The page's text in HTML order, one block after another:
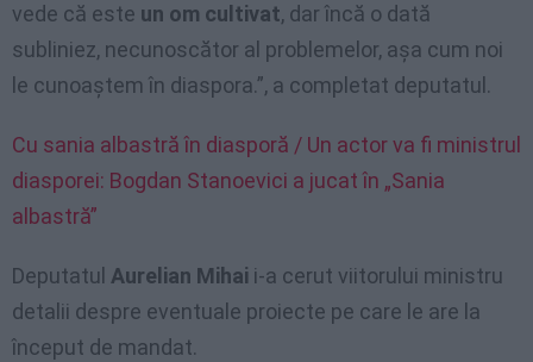
vede că este un om cultivat, dar încă o dată
subliniez, necunoscător al problemelor, aşa cum noi
le cunoaştem în diaspora.”, a completat deputatul.
Cu sania albastră în diasporă / Un actor va fi ministrul
diasporei: Bogdan Stanoevici a jucat în „Sania
albastră”
Deputatul Aurelian Mihai i-a cerut viitorului ministru
detalii despre eventuale proiecte pe care le are la
început de mandat.